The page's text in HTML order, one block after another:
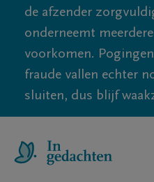
de afzender
onderneemt
voorkomen.
fraude vallen echter
sluiten, dus blijf